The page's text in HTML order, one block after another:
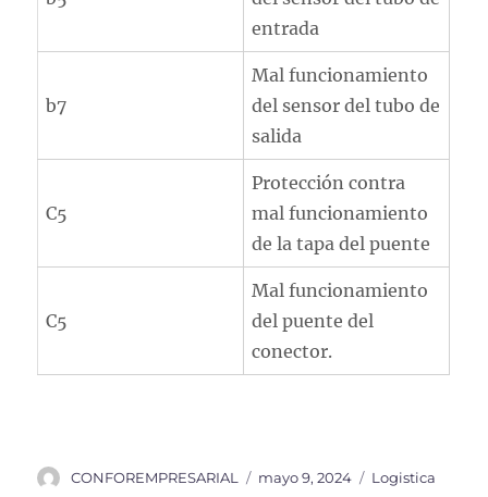
entrada
b7
Mal funcionamiento
del sensor del tubo de
salida
C5
Protección contra
mal funcionamiento
de la tapa del puente
C5
Mal funcionamiento
del puente del
conector.
Autor
CONFOREMPRESARIAL
Publicado
mayo 9, 2024 Categorías
Logistica